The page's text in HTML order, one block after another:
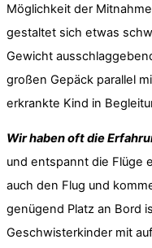
Möglichkeit der
gestaltet sich etwas
Gewicht
großen Gepäck parallel
erkrankte Kind in
Wir haben oft die
und entspannt die Flüge
auch den Flug und
genügend Platz an Bord
Geschwisterkinder mit